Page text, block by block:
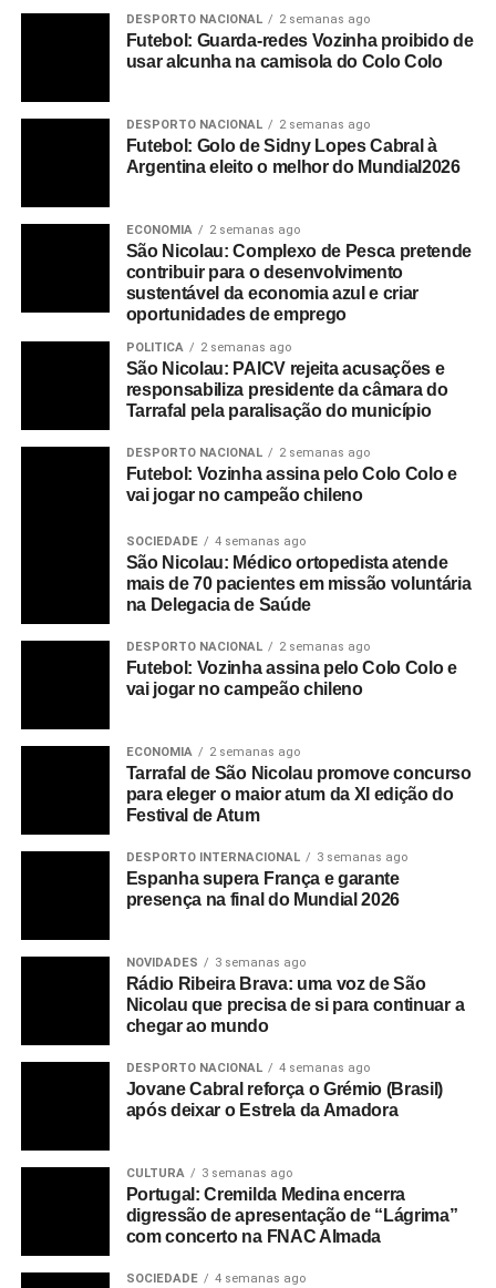
DESPORTO NACIONAL 2 semanas ago
Futebol: Guarda-redes Vozinha proibido de
usar alcunha na camisola do Colo Colo
DESPORTO NACIONAL 2 semanas ago
Futebol: Golo de Sidny Lopes Cabral à
Argentina eleito o melhor do Mundial2026
ECONOMIA 2 semanas ago
São Nicolau: Complexo de Pesca pretende
contribuir para o desenvolvimento
sustentável da economia azul e criar
oportunidades de emprego
POLITICA 2 semanas ago
São Nicolau: PAICV rejeita acusações e
responsabiliza presidente da câmara do
Tarrafal pela paralisação do município
DESPORTO NACIONAL 2 semanas ago
Futebol: Vozinha assina pelo Colo Colo e
vai jogar no campeão chileno
SOCIEDADE 4 semanas ago
São Nicolau: Médico ortopedista atende
mais de 70 pacientes em missão voluntária
na Delegacia de Saúde
DESPORTO NACIONAL 2 semanas ago
Futebol: Vozinha assina pelo Colo Colo e
vai jogar no campeão chileno
ECONOMIA 2 semanas ago
Tarrafal de São Nicolau promove concurso
para eleger o maior atum da XI edição do
Festival de Atum
DESPORTO INTERNACIONAL 3 semanas ago
Espanha supera França e garante
presença na final do Mundial 2026
NOVIDADES 3 semanas ago
Rádio Ribeira Brava: uma voz de São
Nicolau que precisa de si para continuar a
chegar ao mundo
DESPORTO NACIONAL 4 semanas ago
Jovane Cabral reforça o Grémio (Brasil)
após deixar o Estrela da Amadora
CULTURA 3 semanas ago
Portugal: Cremilda Medina encerra
digressão de apresentação de “Lágrima”
com concerto na FNAC Almada
SOCIEDADE 4 semanas ago